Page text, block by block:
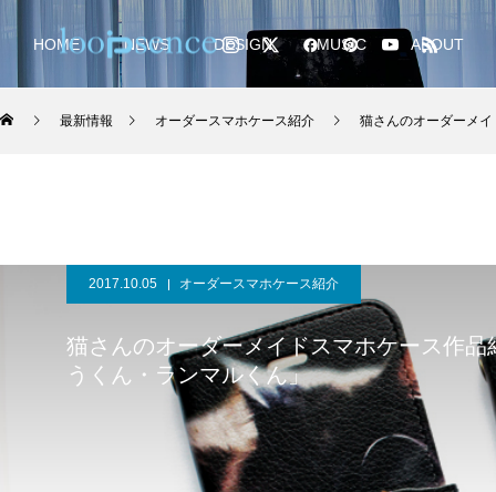
HOME NEWS DESIGN MUSIC ABOUT
最新情報 オーダースマホケース紹介 猫さんのオーダーメイド
2017.10.05 オーダースマホケース紹介
猫さんのオーダーメイドスマホケース作
うくん・ランマルくん」